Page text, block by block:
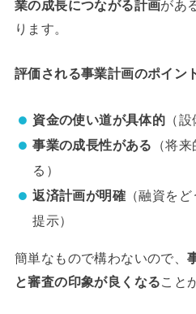
業の成長につながる計画があ
ります。
評価される事業計画のポイン
資金の使い道が具体的 （
事業の成長性がある
（将
る）
返済計画が明確 （融資を
提示）
簡単なもので構わないので、
と審査の印象が良くなること